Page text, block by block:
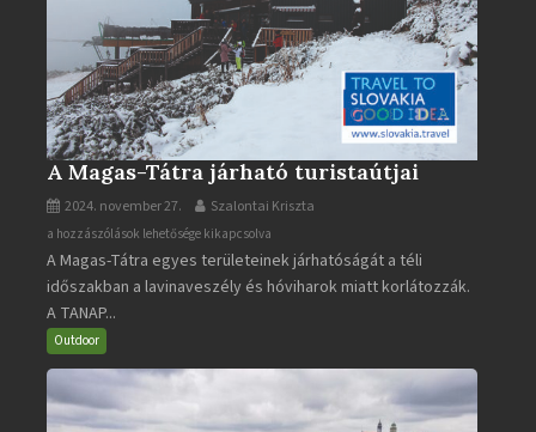
A Magas-Tátra járható turistaútjai
2024. november 27. Szalontai Kriszta
A
Magas-
Tátra
járható
turistaútjai
bejegyzéshez
a hozzászólások lehetősége kikapcsolva
A Magas-Tátra egyes területeinek járhatóságát a téli
időszakban a lavinaveszély és hóviharok miatt korlátozzák.
A TANAP...
Outdoor